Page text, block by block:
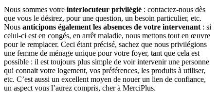
Nous sommes votre interlocuteur privilégié : contactez-nous dès
que vous le désirez, pour une question, un besoin particulier, etc.
Nous anticipons également les absences de votre intervenant : si
celui-ci est en congés, en arrêt maladie, nous mettons tout en œuvre
pour le remplacer. Ceci étant précisé, sachez que nous privilégions
une femme de ménage unique pour votre foyer, tant que cela est
possible : il est toujours plus simple de voir intervenir une personne
qui connait votre logement, vos préférences, les produits à utiliser,
etc. C’est aussi un excellent moyen de nouer un lien de confiance,
un aspect vous l’aurez compris, cher à MerciPlus.